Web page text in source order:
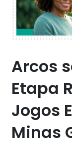
Arcos
Etapa
Jogos
Minas